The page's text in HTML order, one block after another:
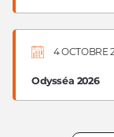
Odysséa 2026
4 OCTOBRE